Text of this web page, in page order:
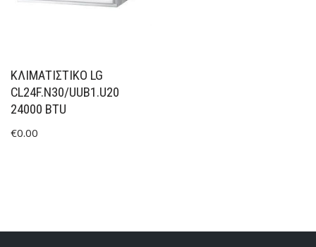
ΚΛΙΜΑΤΙΣΤΙΚΟ LG
CL24F.N30/UUB1.U20
24000 BTU
€0.00